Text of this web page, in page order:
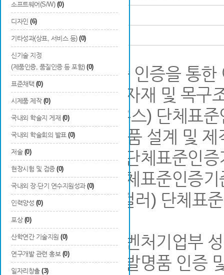
소프트웨어(S/W) (0)
디자인 (6)
기타성과(상표, 서비스 등) (0)
신기술 지정
(제품인증, 품질인증 등 포함) (0)
표준채택 (0)
시제품 제작 (0)
국내외 학술지 게재 (0)
국내외 학술회의 발표 (0)
저술 (0)
현장시험 및 검증 (0)
국내외 장·단기 연수지원성과 (0)
인력양성 (0)
포상 (0)
산학연간 기술지원 (0)
연구개발 관련 홍보 (0)
일자리창출 (3)
등록 발간번호 -
ISBN
○ 성능·품질·표준 인증을 통
-(성능시험) 금속자재 및 목구
-(컨테이너형하우스) 단체표
하우스(3*6m) 제품 설계 및 제
-(이동식화장실) 단체표준인
-(조립형주택) 단체표준인증
-(이동식부스/퍼걸러) 단체표
및 제작
-(성능인증) 중소벤처기업부
-(기술인증) 우수발명품 인증